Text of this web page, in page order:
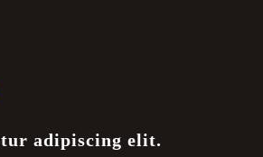
adipiscing elit.